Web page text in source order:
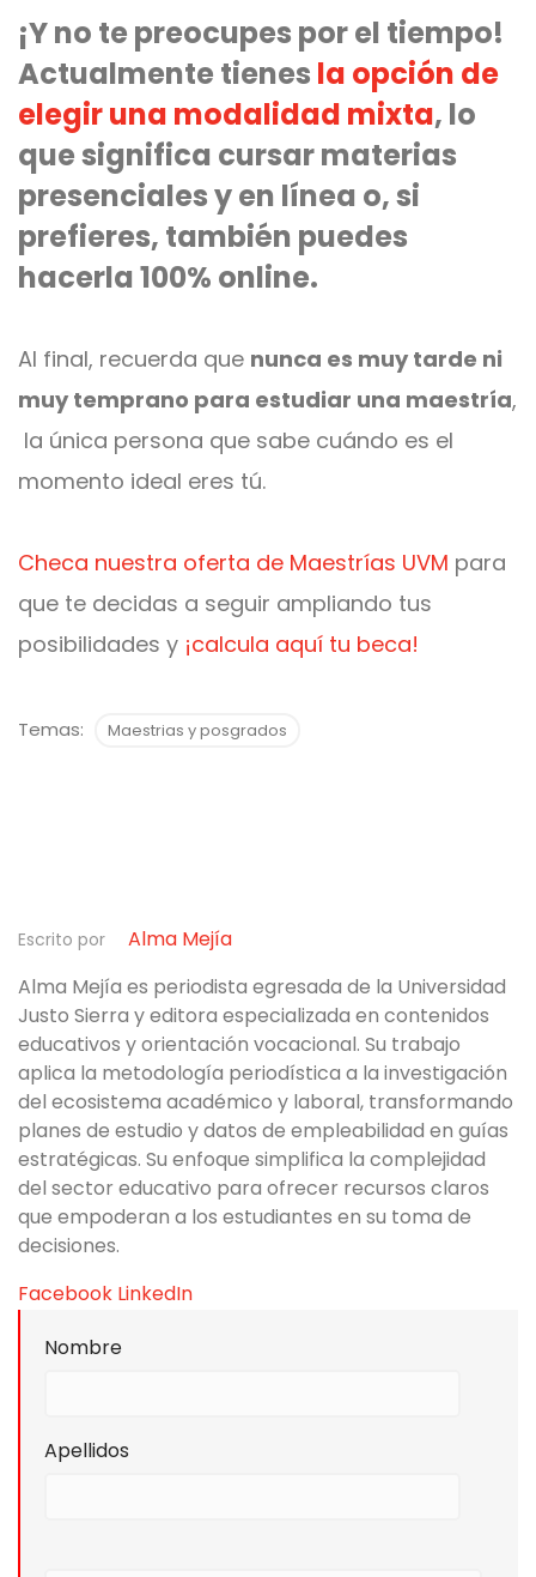
¡Y no te preocupes por el tiempo!
Actualmente tienes la opción de
elegir una modalidad mixta, lo
que significa cursar materias
presenciales y en línea o, si
prefieres, también puedes
hacerla 100% online.
Al final, recuerda que nunca es muy tarde ni
muy temprano para estudiar una maestría,
la única persona que sabe cuándo es el
momento ideal eres tú.
Checa nuestra oferta de Maestrías UVM para
que te decidas a seguir ampliando tus
posibilidades y ¡calcula aquí tu beca!
Temas: Maestrias y posgrados
Escrito por
Alma Mejía
Alma Mejía es periodista egresada de la Universidad
Justo Sierra y editora especializada en contenidos
educativos y orientación vocacional. Su trabajo
aplica la metodología periodística a la investigación
del ecosistema académico y laboral, transformando
planes de estudio y datos de empleabilidad en guías
estratégicas. Su enfoque simplifica la complejidad
del sector educativo para ofrecer recursos claros
que empoderan a los estudiantes en su toma de
decisiones.
Facebook LinkedIn
Nombre
Apellidos